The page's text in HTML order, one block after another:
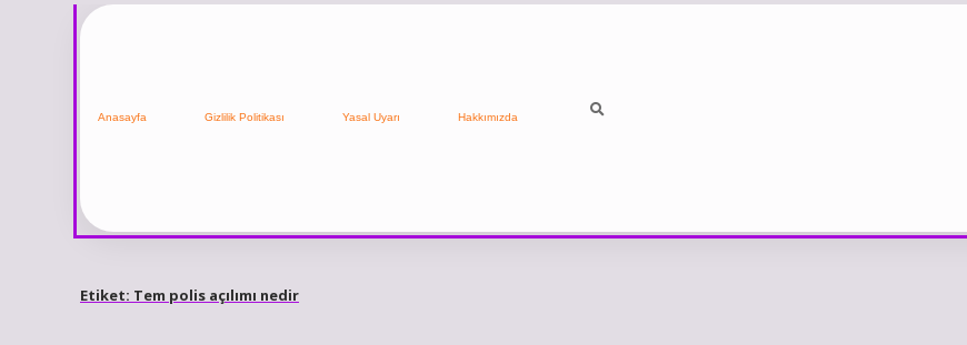
Anasayfa Gizlilik Politikası Yasal Uyarı Hakkımızda
Etiket: Tem polis açılımı nedir